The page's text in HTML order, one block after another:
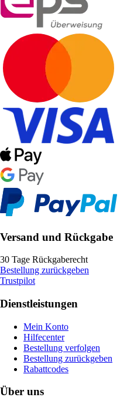
Versand und Rückgabe
30 Tage Rückgaberecht
Bestellung zurückgeben
Trustpilot
Dienstleistungen
Mein Konto
Hilfecenter
Bestellung verfolgen
Bestellung zurückgeben
Rabattcodes
Über uns